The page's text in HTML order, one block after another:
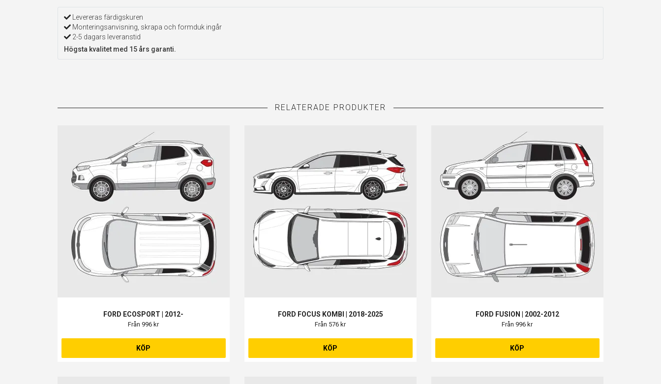
Levereras färdigskuren
Monteringsanvisning, skrapa och formduk ingår
2-5 dagars leveranstid
Högsta kvalitet med 15 års garanti.
FORD ECOSPORT | 2012-
Från 996 kr
KÖP
FORD FOCUS KOMBI | 2018-2025
Från 576 kr
KÖP
FORD FUSION | 2002-2012
Från 996 kr
KÖP